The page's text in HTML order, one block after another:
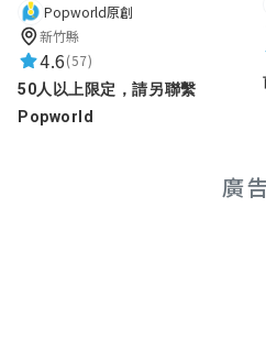
Popworld原創
新竹縣
4.6(57)
50人以上限定，請另聯繫
Popworld
廣